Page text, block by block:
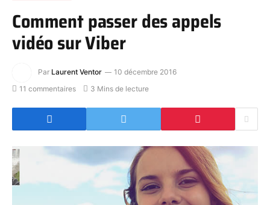
Comment passer des appels
vidéo sur Viber
Par Laurent Ventor
10 décembre 2016
11 commentaires
3 Mins de lecture